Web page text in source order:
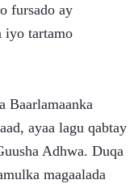
fursado ay
iyo tartamo
Baarlamaanka
ayaa lagu qabtay
Adhwa. Duqa
magaalada